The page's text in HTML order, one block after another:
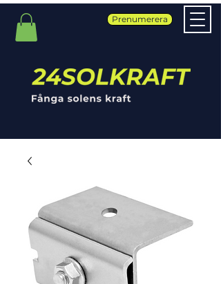
Prenumerera